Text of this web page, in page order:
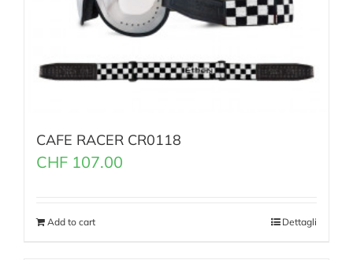
CAFE RACER CR0118
CHF 107.00
Add to cart Dettagli